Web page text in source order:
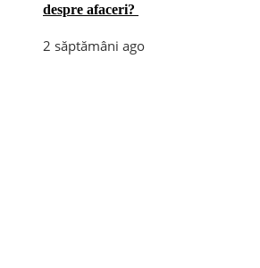
despre afaceri?
2 săptămâni ago